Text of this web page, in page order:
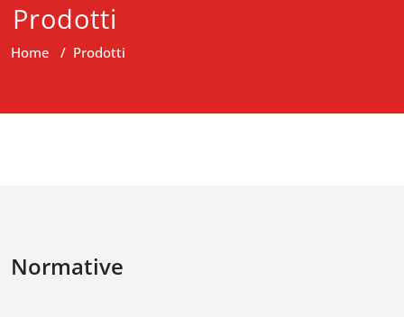
Prodotti
Home / Prodotti
Normative